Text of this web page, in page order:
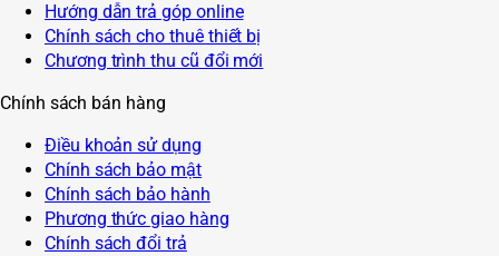
Hướng dẫn trả góp online
Chính sách cho thuê thiết bị
Chương trình thu cũ đổi mới
Chính sách bán hàng
Điều khoản sử dụng
Chính sách bảo mật
Chính sách bảo hành
Phương thức giao hàng
Chính sách đổi trả